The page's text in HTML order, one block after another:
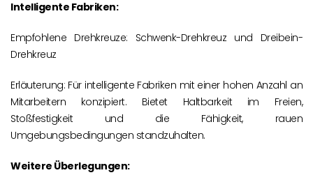
Intelligente Fabriken:
Empfohlene Drehkreuze: Schwenk-Drehkreuz und Dreibein-
Drehkreuz
Erläuterung: Für intelligente Fabriken mit einer hohen Anzahl an
Mitarbeitern konzipiert. Bietet Haltbarkeit im Freien,
Stoßfestigkeit und die Fähigkeit, rauen
Umgebungsbedingungen standzuhalten.
Weitere Überlegungen: